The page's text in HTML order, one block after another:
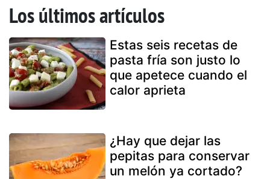
Los últimos artículos
Estas seis recetas de
pasta fría son justo lo
que apetece cuando el
calor aprieta
¿Hay que dejar las
pepitas para conservar
un melón ya cortado?